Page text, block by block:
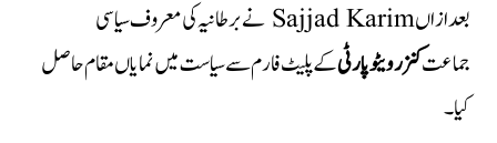
بعد ازاں Sajjad Karim نے برطانیہ کی معروف سیاسی
جماعتکنزرویٹو پارٹیکے پلیٹ فارم سے سیاست میں نمایاں مقام حاصل
کیا۔